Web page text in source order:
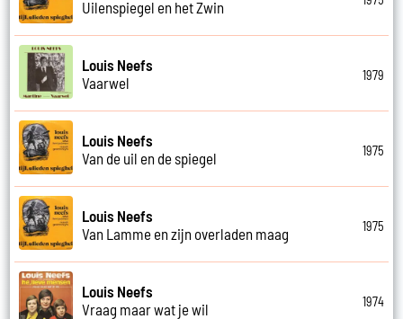
Uilenspiegel en het Zwin
Louis Neefs
Vaarwel
1979
Louis Neefs
Van de uil en de spiegel
1975
Louis Neefs
Van Lamme en zijn overladen maag
1975
Louis Neefs
Vraag maar wat je wil
1974